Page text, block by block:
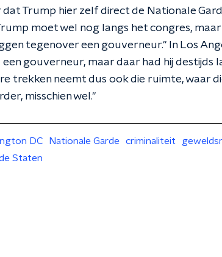
Trump hier zelf direct de Nationale
moet wel nog langs het congres,
tegenover een gouverneur." In Los
een gouverneur, maar daar had hij destijds
trekken neemt dus ook die ruimte, waar
misschien wel."
DC Nationale Garde criminaliteit
Staten